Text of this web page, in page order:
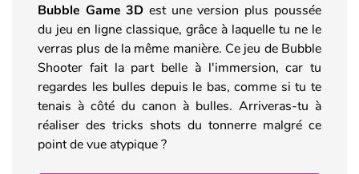
Bubble Game 3D est une version plus poussée
du jeu en ligne classique, grâce à laquelle tu ne le
verras plus de la même manière. Ce jeu de Bubble
Shooter fait la part belle à l'immersion, car tu
regardes les bulles depuis le bas, comme si tu te
tenais à côté du canon à bulles. Arriveras-tu à
réaliser des tricks shots du tonnerre malgré ce
point de vue atypique ?